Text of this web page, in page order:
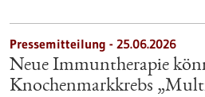
Pressemitteilung - 25.06.2026
Neue Immuntherapie
Knochenmarkkrebs